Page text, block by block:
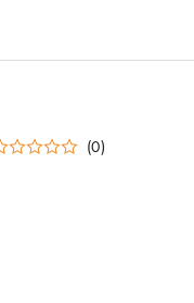
(0)